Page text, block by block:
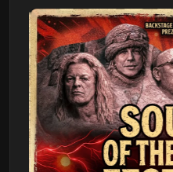
Poprzedni